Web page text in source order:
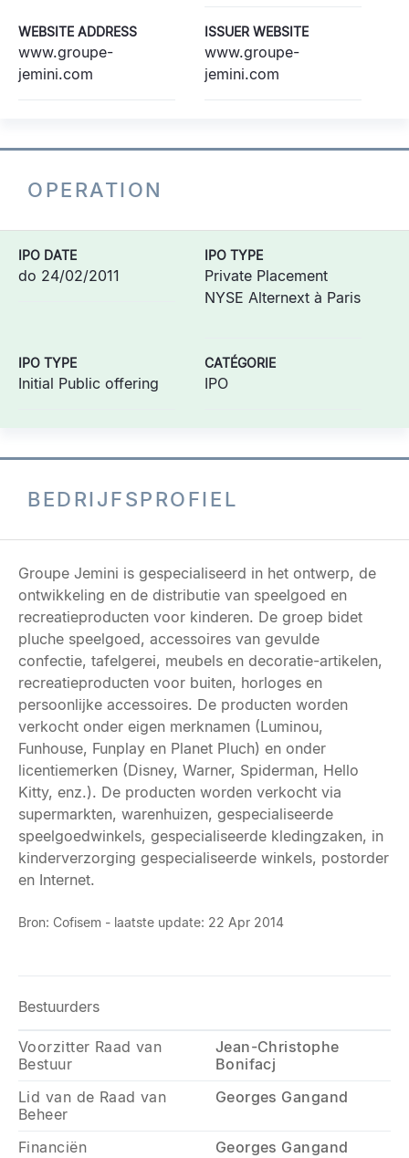
WEBSITE ADDRESS
www.groupe-
jemini.com
ISSUER WEBSITE
www.groupe-
jemini.com
OPERATION
IPO DATE
do 24/02/2011
IPO TYPE
Private Placement
NYSE Alternext à Paris
IPO TYPE
Initial Public offering
CATÉGORIE
IPO
BEDRIJFSPROFIEL
Groupe Jemini is gespecialiseerd in het ontwerp, de
ontwikkeling en de distributie van speelgoed en
recreatieproducten voor kinderen. De groep bidet
pluche speelgoed, accessoires van gevulde
confectie, tafelgerei, meubels en decoratie-artikelen,
recreatieproducten voor buiten, horloges en
persoonlijke accessoires. De producten worden
verkocht onder eigen merknamen (Luminou,
Funhouse, Funplay en Planet Pluch) en onder
licentiemerken (Disney, Warner, Spiderman, Hello
Kitty, enz.). De producten worden verkocht via
supermarkten, warenhuizen, gespecialiseerde
speelgoedwinkels, gespecialiseerde kledingzaken, in
kinderverzorging gespecialiseerde winkels, postorder
en Internet.
Bron: Cofisem - laatste update: 22 Apr 2014
Bestuurders
Voorzitter Raad van
Bestuur
Jean-Christophe
Bonifacj
Lid van de Raad van
Beheer
Georges Gangand
Financiën Georges Gangand